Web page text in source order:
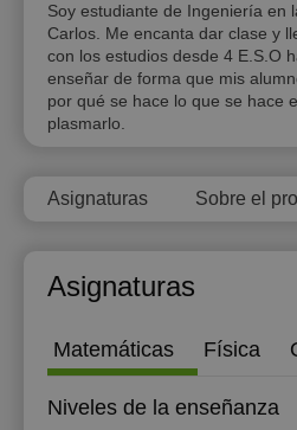
Soy estudiante de Ingeniería en
Carlos. Me encanta dar clase y
con los estudios desde 4 E.S.O
enseñar de forma que mis
por qué se hace lo que se hace
plasmarlo.
Asignaturas Sobre el
Asignaturas
Matemáticas Física
Niveles de la enseñanza
16:30
17:00
17:30
20:00
20:30